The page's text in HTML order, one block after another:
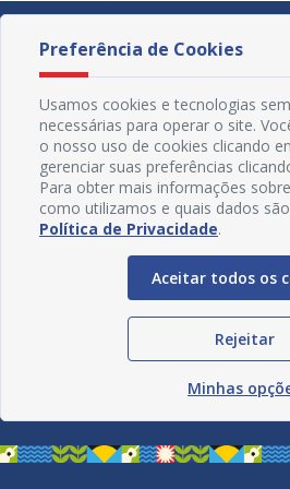
Redes
Preferência de Cookies
Usamos cookies e tecnologias
necessárias para operar o site.
o nosso uso de cookies clicando
gerenciar suas preferências
Para obter mais informações
como utilizamos e quais dados
Política de Privacidade.
Aceitar todos os
Rejeitar
Minhas